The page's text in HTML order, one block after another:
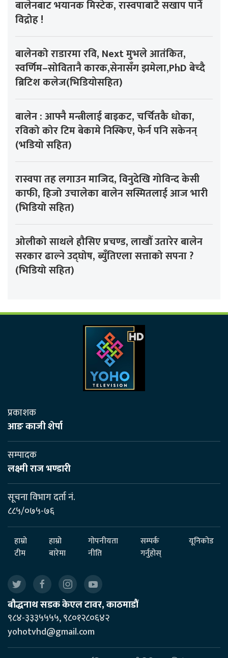
बालेनबाट भयानक मिस्टेक, रास्वपाबाटै सखाप पार्ने
विद्रोह !
बालेनको राडारमा रवि, Next मुभले आतंकित,
स्वर्णिम–सोवितानै कारक,सेनासँग झमेला,PhD बेच्दै
ब्रिटिश कलेज(भिडियोसहित)
बालेन : आफ्नै मन्त्रीलाई बाइकट, चर्चितकै धोका,
रविको कोर टिम बेकामे निस्किए, फेर्न पनि सकेनन्
(भडियो सहित)
रास्वपा तह लगाउन माजिद, विनुदेखि गोविन्द केसी
काफी, हिजो उचालेका बालेन सस्मितलाई आज भारी
(भिडियो सहित)
ओलीको साथले हौसिए प्रचण्ड, लाखौँ उतारेर बालेन
सरकार ढाल्ने उद्घोष, ब्युँतिएला सत्ताको सपना ?
(भिडियो सहित)
प्रकाशक
आङ काजी शेर्पा
सम्पादक
लक्ष्मी राज भण्डारी
सूचना विभाग दर्ता नं.
८८५/०७५-७६
हाम्रो
टीम
हाम्रो
बारेमा
गोपनीयता
नीति
सम्पर्क
गर्नुहोस्
यूनिकोड
बौद्धनाथ सडक केएल टावर, काठमाडौं
९८४-३३३५५५५, ९८०१२८०६४२
yohotvhd@gmail.com